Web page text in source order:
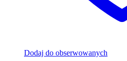
Dodaj do obserwowanych